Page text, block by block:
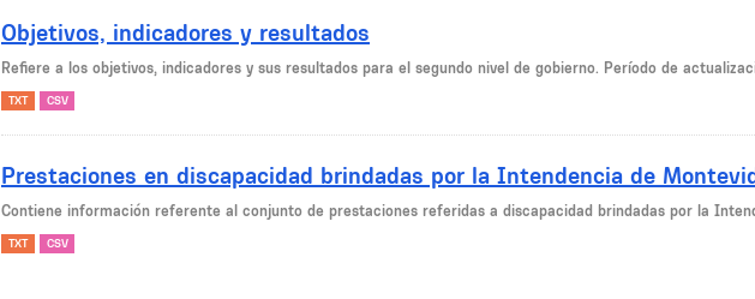
Objetivos, indicadores y resultados
Refiere a los objetivos, indicadores y sus resultados para el segundo nivel de gobierno. Período de
TXT CSV
Prestaciones en discapacidad brindadas por la Intendencia de
Contiene información referente al conjunto de prestaciones referidas a discapacidad brindadas por la
TXT CSV